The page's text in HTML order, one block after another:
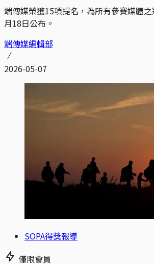
端傳媒榮獲15項提名，為所有參賽媒體
月18日公布。
端傳媒編輯部
2026-05-07
SOPA得獎報導
僅限會員